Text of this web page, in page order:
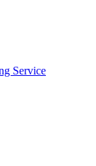
Service